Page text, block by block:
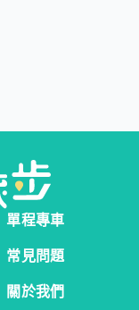
單程專車
常見問題
關於我們